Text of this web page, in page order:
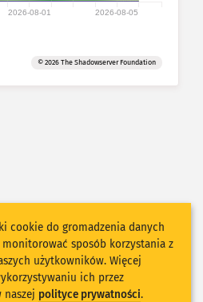
2026-08-01 2026-08-05
© 2026 The Shadowserver Foundation
cookie do gromadzenia danych
sposób korzystania z
użytkowników. Więcej
ich przez
naszej polityce prywatności.